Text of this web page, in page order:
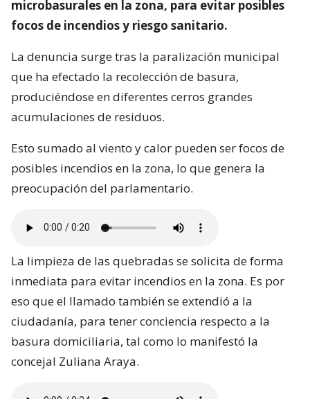
microbasurales en la zona, para evitar posibles
focos de incendios y riesgo sanitario.
La denuncia surge tras la paralización municipal
que ha efectado la recolección de basura,
produciéndose en diferentes cerros grandes
acumulaciones de residuos.
Esto sumado al viento y calor pueden ser focos de
posibles incendios en la zona, lo que genera la
preocupación del parlamentario.
La limpieza de las quebradas se solicita de forma
inmediata para evitar incendios en la zona. Es por
eso que el llamado también se extendió a la
ciudadanía, para tener conciencia respecto a la
basura domiciliaria, tal como lo manifestó la
concejal Zuliana Araya.